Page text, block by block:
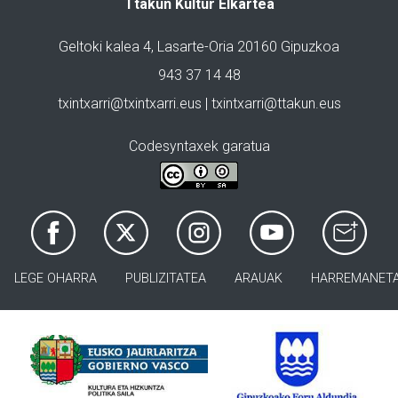
Ttakun Kultur Elkartea
Geltoki kalea 4, Lasarte-Oria 20160 Gipuzkoa
943 37 14 48
txintxarri@txintxarri.eus | txintxarri@ttakun.eus
Codesyntaxek garatua
LEGE OHARRA PUBLIZITATEA ARAUAK